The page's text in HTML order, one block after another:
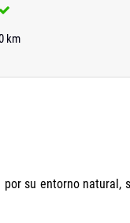
km
por su entorno natural,